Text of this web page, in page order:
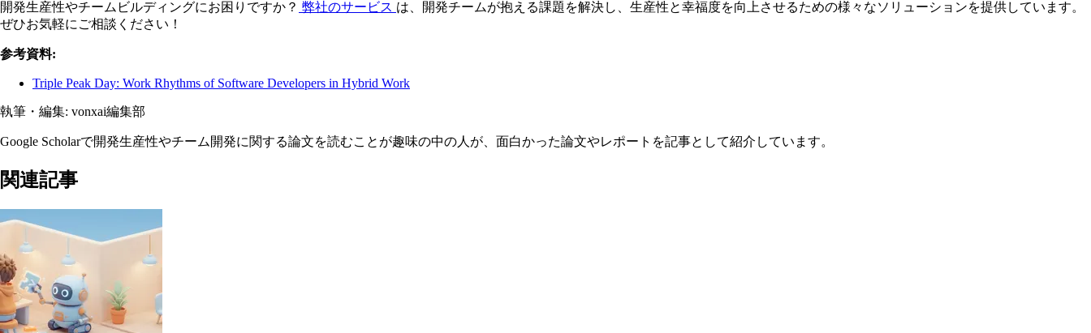
開発生産性やチームビルディングにお困りですか？ 弊社のサービス は、開発チームが抱える課題を解決し、生産性と幸福度を向上させるための様々なソリューションを提供しています。
ぜひお気軽にご相談ください！
参考資料:
Triple Peak Day: Work Rhythms of Software Developers in Hybrid Work
執筆・編集: vonxai編集部
Google Scholarで開発生産性やチーム開発に関する論文を読むことが趣味の中の人が、面白かった論文やレポートを記事として紹介しています。
関連記事